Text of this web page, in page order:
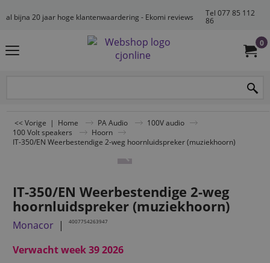
al bijna 20 jaar hoge klantenwaardering - Ekomi reviews
Tel 077 85 112
86
0
<< Vorige | Home PA Audio
100V audio
100 Volt speakers
Hoorn
IT-350/EN Weerbestendige 2-weg hoornluidspreker (muziekhoorn)
IT-350/EN Weerbestendige 2-weg
hoornluidspreker (muziekhoorn)
Monacor 4007754263947
Verwacht week 39 2026